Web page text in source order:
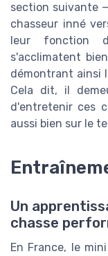
section suivante
chasseur inné
leur fonction
s'acclimatent
démontrant ainsi
Cela dit, il
d'entretenir ces
aussi bien sur le
Un
chasse
En France, le